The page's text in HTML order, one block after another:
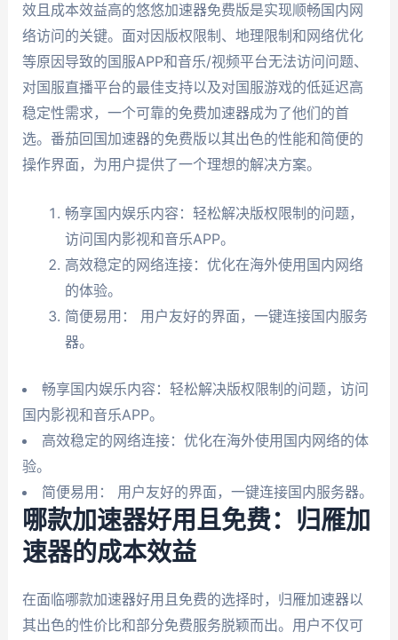
效且成本效益高的悠悠加速器免费版是实现顺畅国内网
络访问的关键。面对因版权限制、地理限制和网络优化
等原因导致的国服APP和音乐/视频平台无法访问问题、
对国服直播平台的最佳支持以及对国服游戏的低延迟高
稳定性需求，一个可靠的免费加速器成为了他们的首
选。番茄回国加速器的免费版以其出色的性能和简便的
操作界面，为用户提供了一个理想的解决方案。
畅享国内娱乐内容：轻松解决版权限制的问题，
访问国内影视和音乐APP。
高效稳定的网络连接：优化在海外使用国内网络
的体验。
简便易用： 用户友好的界面，一键连接国内服务
器。
畅享国内娱乐内容：轻松解决版权限制的问题，访问
国内影视和音乐APP。
高效稳定的网络连接：优化在海外使用国内网络的体
验。
简便易用： 用户友好的界面，一键连接国内服务器。
哪款加速器好用且免费：归雁加
速器的成本效益
在面临哪款加速器好用且免费的选择时，归雁加速器以
其出色的性价比和部分免费服务脱颖而出。用户不仅可